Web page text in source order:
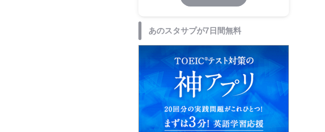
あのスタサプが7日間無料